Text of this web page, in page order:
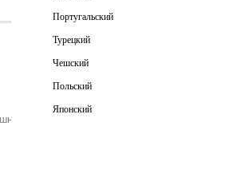
заданием, работа над произношением и
Португальский
Турецкий
Чешский
Польский
Японский